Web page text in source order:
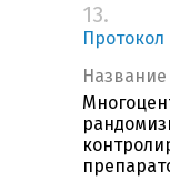
13.
Протокол